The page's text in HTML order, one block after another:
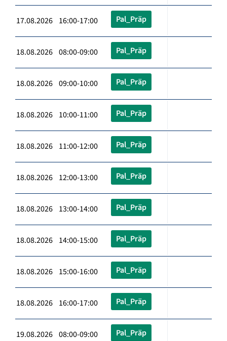
17.08.2026 16:00-17:00 Pal_Präp
18.08.2026 08:00-09:00 Pal_Präp
18.08.2026 09:00-10:00 Pal_Präp
18.08.2026 10:00-11:00 Pal_Präp
18.08.2026 11:00-12:00 Pal_Präp
18.08.2026 12:00-13:00 Pal_Präp
18.08.2026 13:00-14:00 Pal_Präp
18.08.2026 14:00-15:00 Pal_Präp
18.08.2026 15:00-16:00 Pal_Präp
18.08.2026 16:00-17:00 Pal_Präp
19.08.2026 08:00-09:00 Pal_Präp